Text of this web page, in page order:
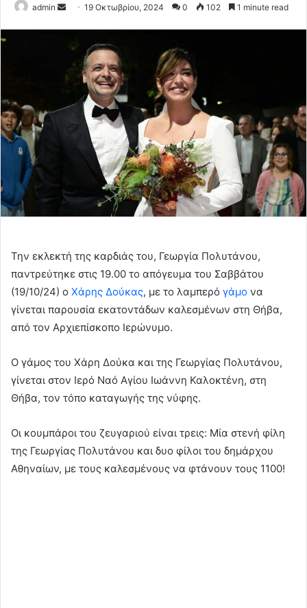
admin
Send19 Οκτωβρίου, 2024 0 102 1 minute read
Την εκλεκτή της καρδιάς του, Γεωργία Πολυτάνου,
παντρεύτηκε στις 19.00 το απόγευμα του Σαββάτου
(19/10/24) ο Χάρης Δούκας, με το λαμπερό γάμο να
γίνεται παρουσία εκατοντάδων καλεσμένων στη Θήβα,
από τον Αρχιεπίσκοπο Ιερώνυμο.
Ο γάμος του Χάρη Δούκα και της Γεωργίας Πολυτάνου,
γίνεται στον Ιερό Ναό Αγίου Ιωάννη Καλοκτένη, στη
Θήβα, τον τόπο καταγωγής της νύφης.
Οι κουμπάροι του ζευγαριού είναι τρεις: Μία στενή φίλη
της Γεωργίας Πολυτάνου και δυο φίλοι του δημάρχου
Αθηναίων, με τους καλεσμένους να φτάνουν τους 1100!